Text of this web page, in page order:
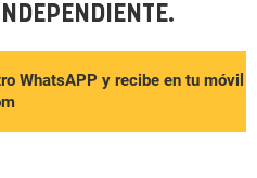
WhatsAPP y recibe en tu móvil